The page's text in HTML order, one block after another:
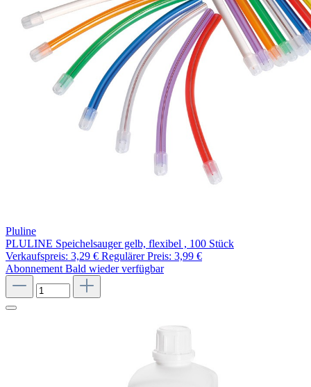
Pluline
PLULINE Speichelsauger gelb, flexibel , 100 Stück
Verkaufspreis: 3,29 € Regulärer Preis: 3,99 €
Abonnement Bald wieder verfügbar